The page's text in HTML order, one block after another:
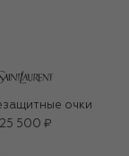
очки
25 500 ₽